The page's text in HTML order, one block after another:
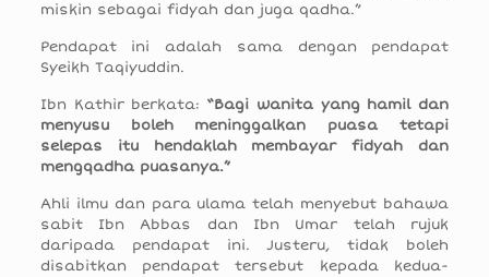
miskin sebagai fidyah dan juga qadha.”
Pendapat ini adalah sama dengan pendapat
Syeikh Taqiyuddin.
Ibn Kathir berkata: “Bagi wanita yang hamil dan
menyusu boleh meninggalkan puasa tetapi
selepas itu hendaklah membayar fidyah dan
mengqadha puasanya.”
Ahli ilmu dan para ulama telah menyebut bahawa
sabit Ibn Abbas dan Ibn Umar telah rujuk
daripada pendapat ini. Justeru, tidak boleh
disabitkan pendapat tersebut kepada kedua-